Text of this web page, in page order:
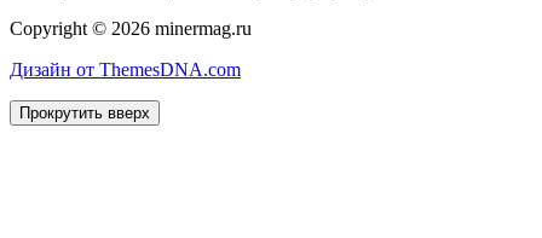
Copyright © 2026 minermag.ru
Дизайн от ThemesDNA.com
Прокрутить вверх